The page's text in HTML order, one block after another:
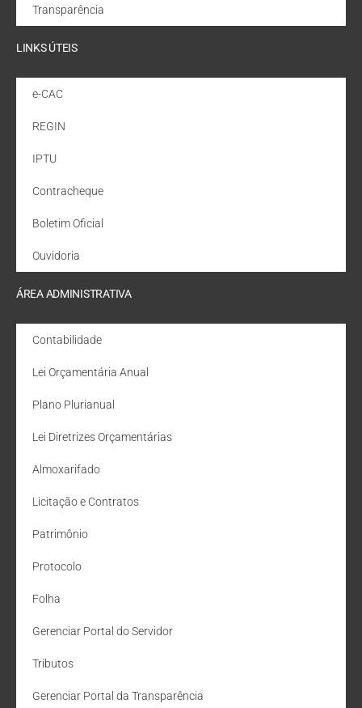
Transparência
LINKS ÚTEIS
e-CAC
REGIN
IPTU
Contracheque
Boletim Oficial
Ouvidoria
ÁREA ADMINISTRATIVA
Contabilidade
Lei Orçamentária Anual
Plano Plurianual
Lei Diretrizes Orçamentárias
Almoxarifado
Licitação e Contratos
Patrimônio
Protocolo
Folha
Gerenciar Portal do Servidor
Tributos
Gerenciar Portal da Transparência